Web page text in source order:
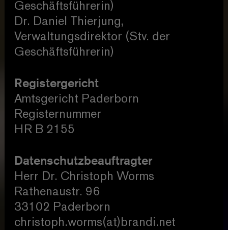
Geschäftsführerin)
Dr. Daniel Thierjung,
Verwaltungsdirektor (Stv. der
Geschäftsführerin)
Registergericht
Amtsgericht Paderborn
Registernummer
HR B 2155
Datenschutzbeauftragter
Herr Dr. Christoph Worms
Rathenaustr. 96
33102 Paderborn
christoph.worms(at)brandi.net